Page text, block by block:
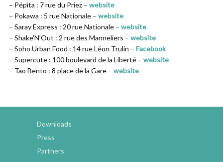
– Pépita : 7 rue du Priez – website
– Pokawa : 5 rue Nationale – website
– Saray Express : 20 rue Nationale – website
– Shake’N’Out : 2 rue des Manneliers – website
– Soho Urban Food : 14 rue Léon Trulin – Facebook
– Supercute : 100 boulevard de la Liberté – website
– Tao Bento : 8 place de la Gare – website
Downloads
Press
Partners